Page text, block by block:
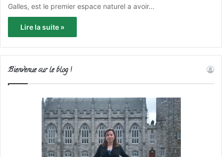
Galles, est le premier espace naturel a avoir…
Lire la suite »
Bienvenue sur le blog !